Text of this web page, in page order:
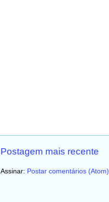
Postagem mais recente
Assinar: Postar comentários (Atom)